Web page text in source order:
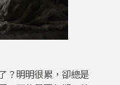
？明明很累，卻總是